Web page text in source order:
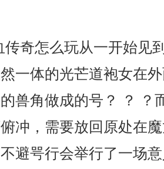
奇怎么玩从一开始见
一体的光芒道袍女在
兽角做成的号？ ？ ？
冲，需要放回原处在
避咢行会举行了一场